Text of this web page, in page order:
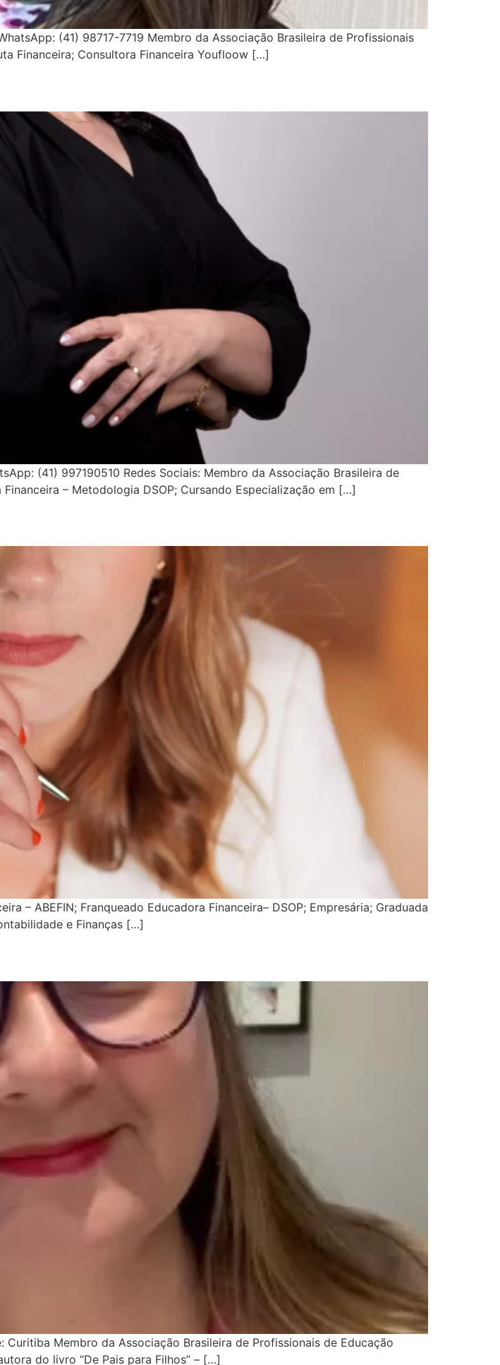
(41) 98717-7719 Membro da Associação Brasileira de Profissionais
Financeira; Consultora Financeira Youfloow […]
(41) 997190510 Redes Sociais: Membro da Associação Brasileira de
– Metodologia DSOP; Cursando Especialização em […]
– ABEFIN; Franqueado Educadora Financeira– DSOP; Empresária; Graduada
e Finanças […]
Membro da Associação Brasileira de Profissionais de Educação
do livro “De Pais para Filhos” – […]